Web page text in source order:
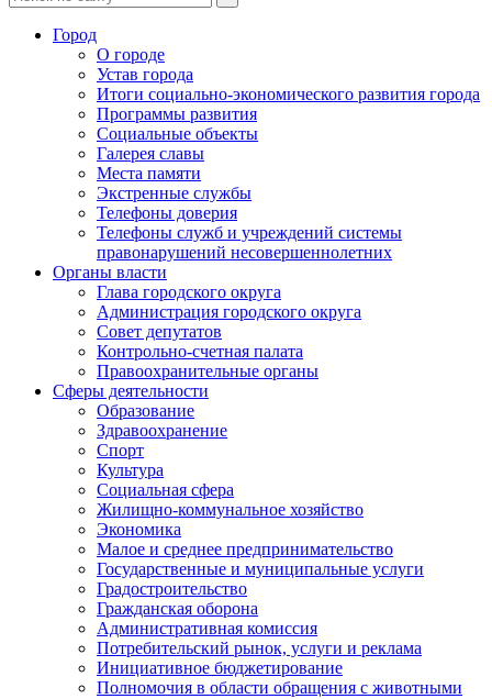
Город
О городе
Устав города
Итоги социально-экономического развития города
Программы развития
Социальные объекты
Галерея славы
Места памяти
Экстренные службы
Телефоны доверия
Телефоны служб и учреждений системы
правонарушений несовершеннолетних
Органы власти
Глава городского округа
Администрация городcкого округа
Совет депутатов
Контрольно-счетная палата
Правоохранительные органы
Сферы деятельности
Образование
Здравоохранение
Спорт
Культура
Социальная сфера
Жилищно-коммунальное хозяйство
Экономика
Малое и среднее предпринимательство
Государственные и муниципальные услуги
Градостроительство
Гражданская оборона
Административная комиссия
Потребительский рынок, услуги и реклама
Инициативное бюджетирование
Полномочия в области обращения с животными